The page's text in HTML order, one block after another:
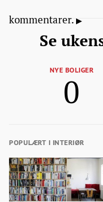
kommentarer.
Se
NYE BOLIGER
0
POPULÆRT I INTERIØR